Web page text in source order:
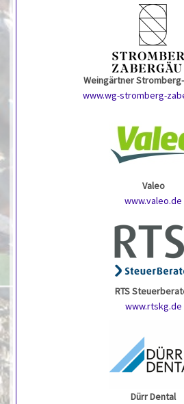
Weingärtner
www.wg-stromberg-
Valeo
www.valeo.de
RTS
www.rtskg.de
Dürr Dental